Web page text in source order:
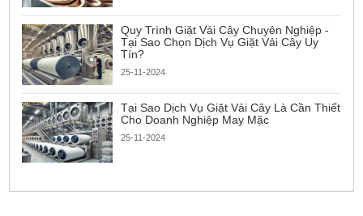
Quy Trình Giặt Vải Cây Chuyên Nghiệp -
Tại Sao Chọn Dịch Vụ Giặt Vải Cây Uy
Tín?
25-11-2024
Tại Sao Dịch Vụ Giặt Vải Cây Là Cần Thiết
Cho Doanh Nghiệp May Mặc
25-11-2024